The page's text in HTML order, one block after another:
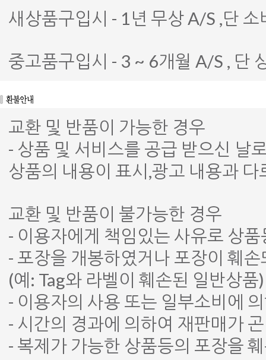
새상품구입시 - 1년 무상 A/S ,단
중고품구입시 - 3 ~ 6개월 A/S , 단
교환 및 반품이 가능한 경우
- 상품 및 서비스를 공급 받으신 날
상품의 내용이 표시,광고 내용과
교환 및 반품이 불가능한 경우
- 이용자에게 책임있는 사유로 상
- 포장을 개봉하였거나 포장이 훼
(예: Tag와 라벨이 훼손된 일반상품)
- 이용자의 사용 또는 일부소비에
- 시간의 경과에 의하여 재판매가
- 복제가 가능한 상품등의 포장을